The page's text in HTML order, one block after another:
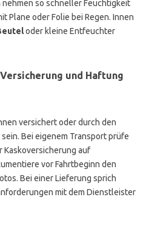
so schneller Feuchtigkeit
Plane oder Folie bei Regen. Innen
oder kleine Entfeuchter
und Haftung
versichert oder durch den
Bei eigenem Transport prüfe
auf
vor Fahrtbeginn den
Bei einer Lieferung sprich
mit dem Dienstleister